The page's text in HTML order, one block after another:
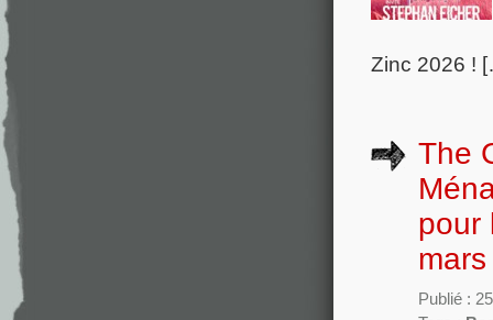
Zinc 2026 !
The
pour
Publié :